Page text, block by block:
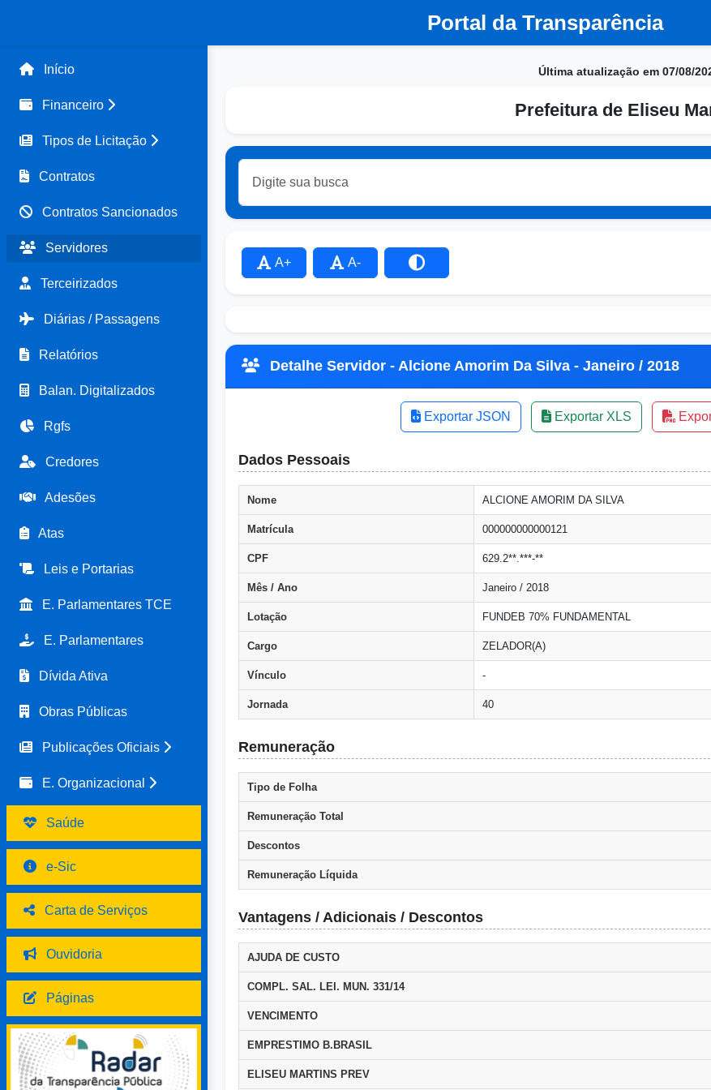
Portal da Transparência
Início
Financeiro
Tipos de Licitação
Contratos
Contratos Sancionados
Servidores
Terceirizados
Diárias / Passagens
Relatórios
Balan. Digitalizados
Rgfs
Credores
Adesões
Atas
Leis e Portarias
E. Parlamentares TCE
E. Parlamentares
Dívida Ativa
Obras Públicas
Publicações Oficiais
E. Organizacional
Saúde
e-Sic
Carta de Serviços
Ouvidoria
Páginas
Última atualização em 07/08/
Prefeitura de Eliseu
A+ A-
Detalhe Servidor - Alcione Amorim Da Silva - Janeiro / 2018
Exportar JSON Exportar XLS
Dados Pessoais
Nome ALCIONE AMORIM DA SILVA
Matrícula 000000000000121
CPF 629.2**.***-**
Mês / Ano Janeiro / 2018
Lotação FUNDEB 70% FUNDAMENTAL
Cargo ZELADOR(A)
Vínculo -
Jornada 40
Remuneração
Tipo de Folha
Remuneração Total
Descontos
Remuneração Líquida
Vantagens / Adicionais / Descontos
AJUDA DE CUSTO
COMPL. SAL. LEI. MUN. 331/14
VENCIMENTO
EMPRESTIMO B.BRASIL
ELISEU MARTINS PREV